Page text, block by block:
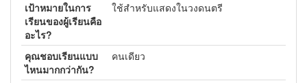
เป้าหมายในการ
เรียนของผู้เรียนคือ
อะไร?
ใช้สำหรับแสดงในวงดนตรี
คุณชอบเรียนแบบ
ไหนมากกว่ากัน?
คนเดียว